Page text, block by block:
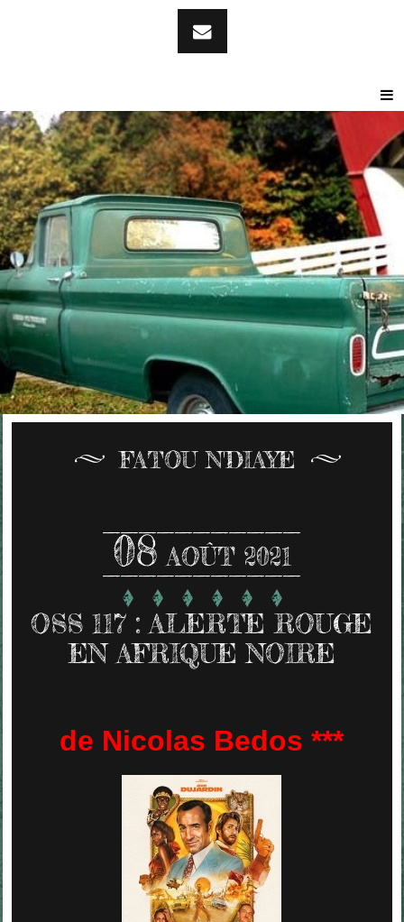
FATOU N'DIAYE
08 AOÛT 2021
OSS 117 : ALERTE ROUGE
EN AFRIQUE NOIRE
de Nicolas Bedos ***